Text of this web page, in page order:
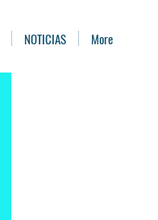
NOTICIAS More